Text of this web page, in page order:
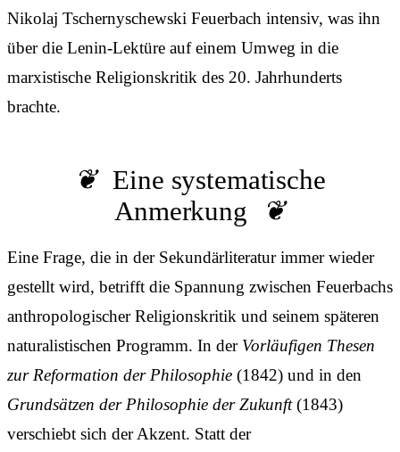
Nikolaj Tschernyschewski Feuerbach intensiv, was ihn
über die Lenin-Lektüre auf einem Umweg in die
marxistische Religionskritik des 20. Jahrhunderts
brachte.
Eine systematische
Anmerkung
Eine Frage, die in der Sekundärliteratur immer wieder
gestellt wird, betrifft die Spannung zwischen Feuerbachs
anthropologischer Religionskritik und seinem späteren
naturalistischen Programm. In der Vorläufigen Thesen
zur Reformation der Philosophie (1842) und in den
Grundsätzen der Philosophie der Zukunft(1843)
verschiebt sich der Akzent. Statt der